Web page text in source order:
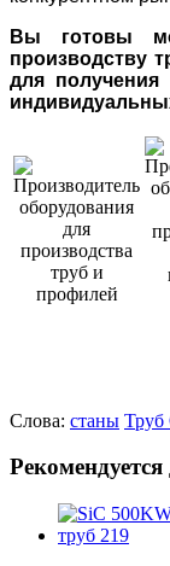
Вы готовы
производству
для получения
Слова: станы Труб
Рекомендуется